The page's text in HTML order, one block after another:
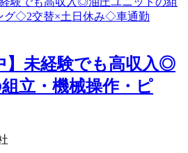
】未経験でも高収入◎
立・機械操作・ピ